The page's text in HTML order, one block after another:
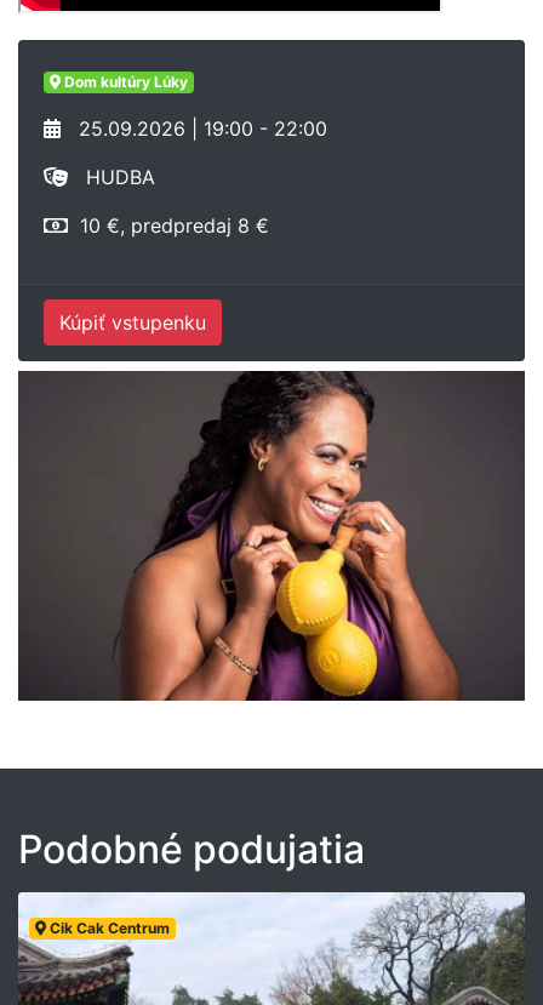
Dom kultúry Lúky
25.09.2026 | 19:00 - 22:00
HUDBA
10 €, predpredaj 8 €
Kúpiť vstupenku
Podobné podujatia
Cik Cak Centrum